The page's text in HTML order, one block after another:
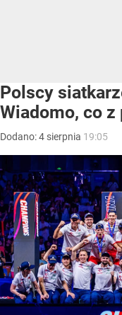
Polscy
Wiadomo, co
Dodano:4 sierpnia 19:05